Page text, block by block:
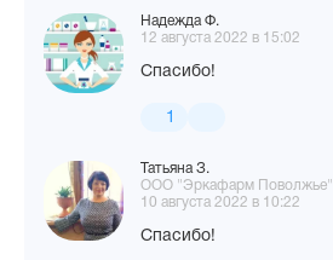
Надежда Ф.
12 августа 2022 в 15:02
Спасибо!
1
Татьяна З.
ООО "Эркафарм Поволжье"
10 августа 2022 в 10:22
Спасибо!